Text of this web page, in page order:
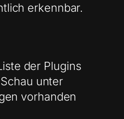
erkennbar.
der Plugins
unter
vorhanden